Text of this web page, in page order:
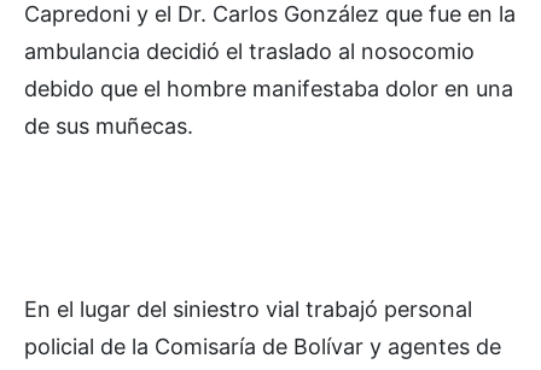
Capredoni y el Dr. Carlos González que fue en la
ambulancia decidió el traslado al nosocomio
debido que el hombre manifestaba dolor en una
de sus muñecas.
En el lugar del siniestro vial trabajó personal
policial de la Comisaría de Bolívar y agentes de